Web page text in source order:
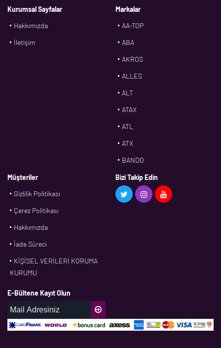
Kurumsal Sayfalar
Hakkımızda
İletişim
Markalar
AA-TOP
ABA
AKROS
ALLES
ALT
ATAX
ATL
ATX
BANDO
BMS
CDF
DPH
Müşteriler
Gizlilik Politikası
Çerez Politikası
Hakkımızda
İade Süreci
KİŞİSEL VERİLERİ KORUMA
KURUMU
Bizi Takip Edin
E-Bültene Kayıt Olun